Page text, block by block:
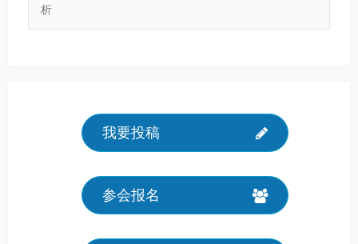
析
我要投稿
参会报名